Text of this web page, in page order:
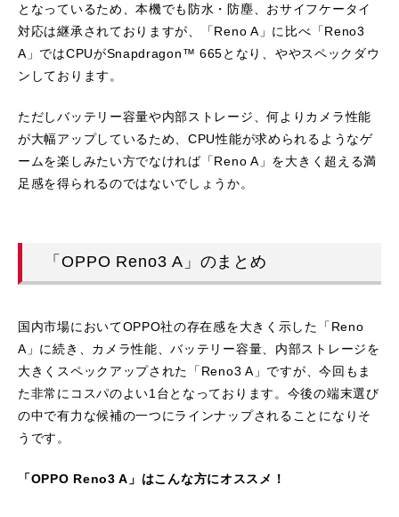
となっているため、本機でも防水・防塵、おサイフケータイ
対応は継承されておりますが、「Reno A」に比べ「Reno3
A」ではCPUがSnapdragon™ 665となり、ややスペックダウ
ンしております。
ただしバッテリー容量や内部ストレージ、何よりカメラ性能
が大幅アップしているため、CPU性能が求められるようなゲ
ームを楽しみたい方でなければ「Reno A」を大きく超える満
足感を得られるのではないでしょうか。
「OPPO Reno3 A」のまとめ
国内市場においてOPPO社の存在感を大きく示した「Reno
A」に続き、カメラ性能、バッテリー容量、内部ストレージを
大きくスペックアップされた「Reno3 A」ですが、今回もま
た非常にコスパのよい1台となっております。今後の端末選び
の中で有力な候補の一つにラインナップされることになりそ
うです。
「OPPO Reno3 A」はこんな方にオススメ！